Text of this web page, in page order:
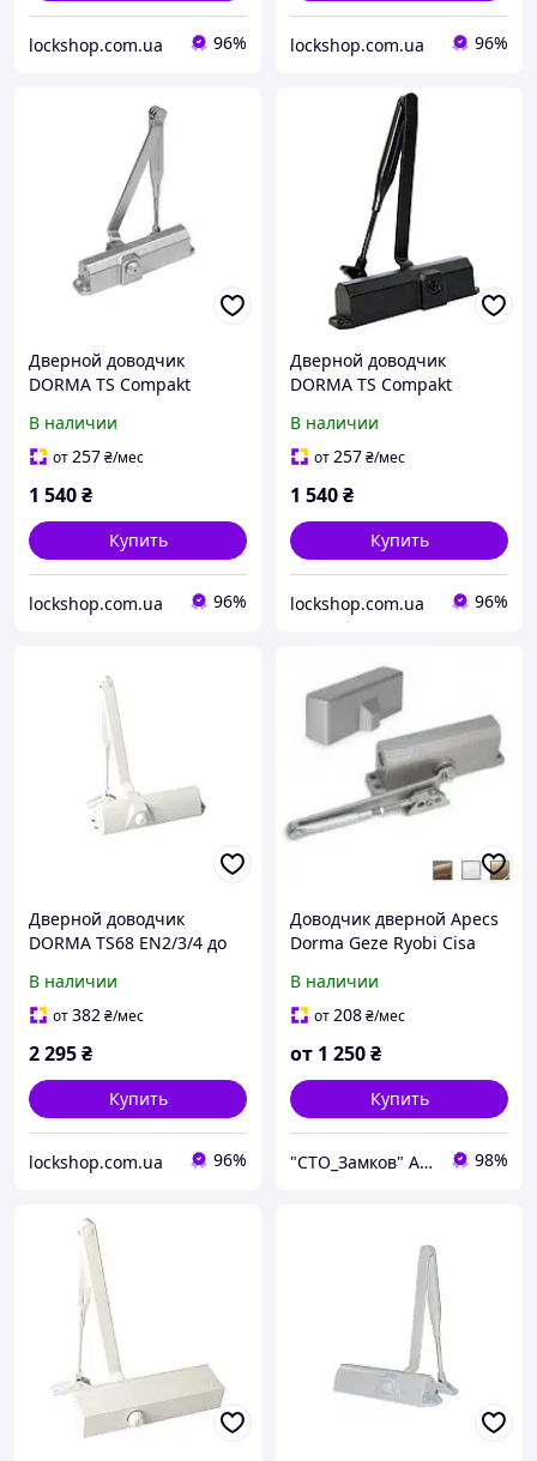
lockshop.com.ua 96% lockshop.com.ua 96%
Дверной доводчик
DORMA TS Compakt
сереберистый (67010101)
В наличии
от257₴/мес
1 540₴
Купить
lockshop.com.ua 96%
Дверной доводчик
DORMA TS Compakt
(67010119)
В наличии
от257₴/мес
1 540₴
Купить
lockshop.com.ua 96%
Дверной доводчик
DORMA TS68 EN2/3/4 до
В наличии
от382₴/мес
2 295₴
Купить
lockshop.com.ua 96%
Доводчик дверной Apecs
Dorma Geze Ryobi Cisa
В наличии
от208₴/мес
от 1 250₴
Купить
"СТО_Замков" Аварийная служба открывания замков дверей авто Киев 98%